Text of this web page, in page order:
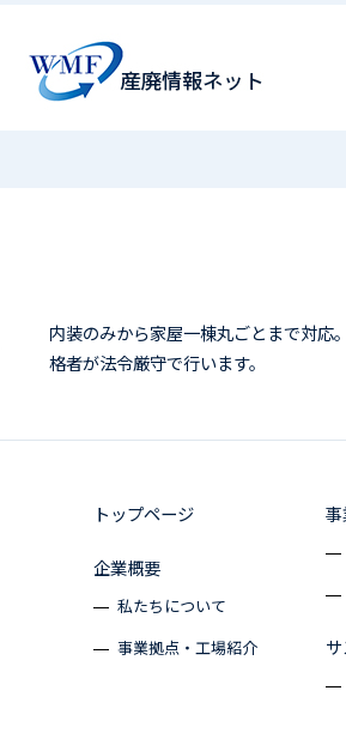
内装のみから家屋一棟丸ごとまで対応
格者が法令厳守で行います。
トップページ
企業概要
私たちについて
事業拠点・工場紹介